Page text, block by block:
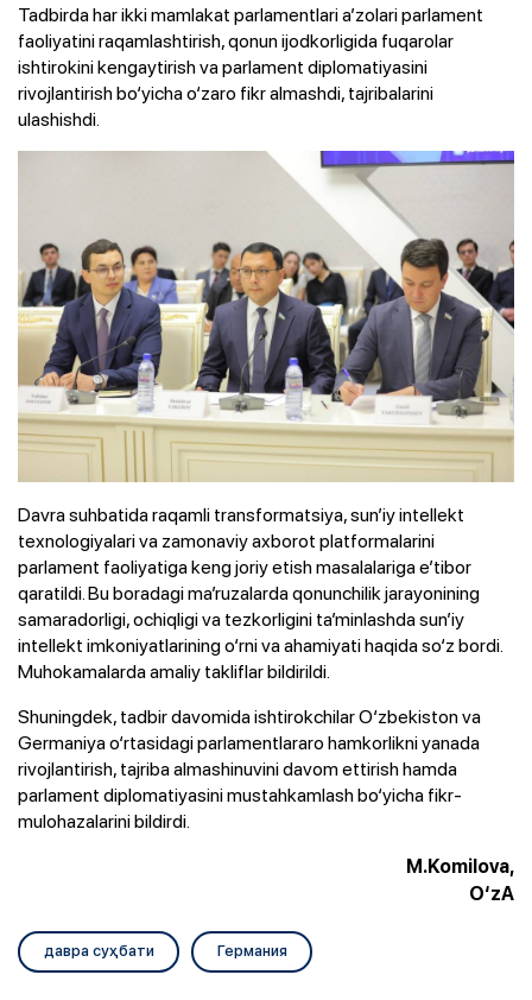
Tadbirda har ikki mamlakat parlamentlari a’zolari parlament
faoliyatini raqamlashtirish, qonun ijodkorligida fuqarolar
ishtirokini kengaytirish va parlament diplomatiyasini
rivojlantirish bo‘yicha o‘zaro fikr almashdi, tajribalarini
ulashishdi.
Davra suhbatida raqamli transformatsiya, sun’iy intellekt
texnologiyalari va zamonaviy axborot platformalarini
parlament faoliyatiga keng joriy etish masalalariga e’tibor
qaratildi. Bu boradagi ma’ruzalarda qonunchilik jarayonining
samaradorligi, ochiqligi va tezkorligini ta’minlashda sun’iy
intellekt imkoniyatlarining o‘rni va ahamiyati haqida so‘z bordi.
Muhokamalarda amaliy takliflar bildirildi.
Shuningdek, tadbir davomida ishtirokchilar O‘zbekiston va
Germaniya o‘rtasidagi parlamentlararo hamkorlikni yanada
rivojlantirish, tajriba almashinuvini davom ettirish hamda
parlament diplomatiyasini mustahkamlash bo‘yicha fikr-
mulohazalarini bildirdi.
M.Komilova,
O‘zA
давра суҳбати Германия